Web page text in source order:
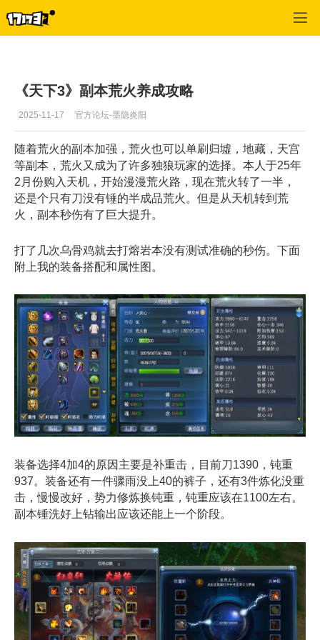
《天下3》副本荒火养成攻略
2025-11-17 官方论坛-墨隐炎阳
随着荒火的副本加强，荒火也可以单刷归墟，地藏，天宫
等副本，荒火又成为了许多独狼玩家的选择。本人于25年
2月份购入天机，开始漫漫荒火路，现在荒火转了一半，
还是个只有刀没有锤的半成品荒火。但是从天机转到荒
火，副本秒伤有了巨大提升。
打了几次乌骨鸡就去打熔岩本没有测试准确的秒伤。下面
附上我的装备搭配和属性图。
装备选择4加4的原因主要是补重击，目前刀1390，钝重
937。装备还有一件骤雨没上40的裤子，还有3件炼化没重
击，慢慢改好，势力修炼换钝重，钝重应该在1100左右。
副本锤洗好上钻输出应该还能上一个阶段。